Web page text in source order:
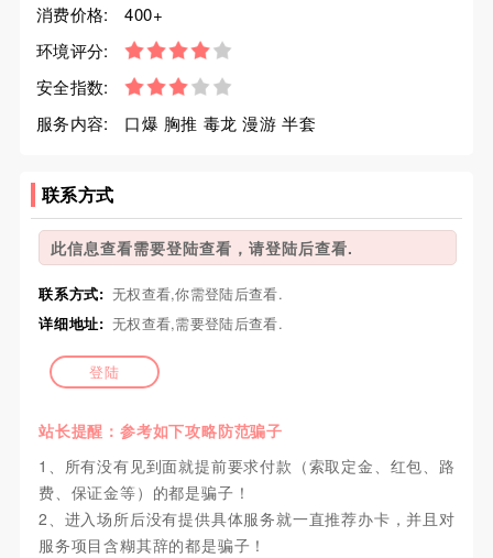
消费价格:
400+
环境评分:
安全指数:
服务内容:
口爆 胸推 毒龙 漫游 半套
联系方式
此信息查看需要登陆查看，请登陆后查看.
联系方式: 无权查看,你需登陆后查看.
详细地址: 无权查看,需要登陆后查看.
登陆
站长提醒：参考如下攻略防范骗子
1、所有没有见到面就提前要求付款（索取定金、红包、路
费、保证金等）的都是骗子！
2、进入场所后没有提供具体服务就一直推荐办卡，并且对
服务项目含糊其辞的都是骗子！